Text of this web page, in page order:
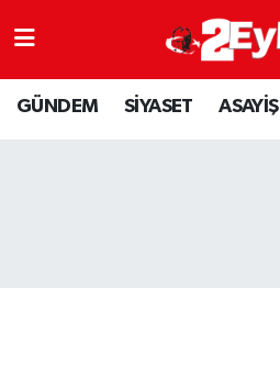
GÜNDEM SİYASET ASAYİŞ
ASAYİŞ
DÜNYA
Nöbetçi Eczaneler
Hava Durumu